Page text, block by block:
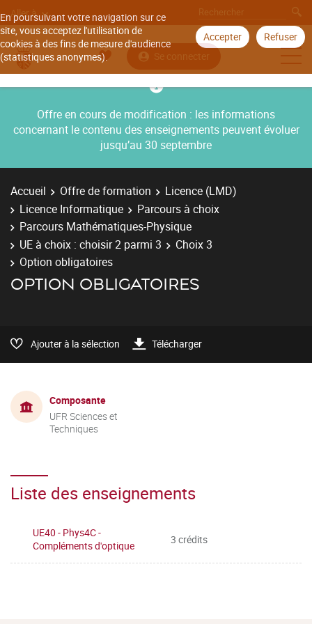
En poursuivant votre navigation sur ce
site, vous acceptez l'utilisation de
cookies à des fins de mesure d'audience
(statistiques anonymes).
Accepter Refuser
Aller à
Se connecter
Offre en cours de modification : les informations
concernant le contenu des enseignements peuvent évoluer
jusqu’au 30 septembre
Accueil Offre de formation
Licence (LMD)
Licence Informatique
Parcours à choix
Parcours Mathématiques-Physique
UE à choix : choisir 2 parmi 3
Choix 3
Option obligatoires
OPTION OBLIGATOIRES
Ajouter à la sélection Télécharger
Composante
UFR Sciences et
Techniques
Liste des enseignements
UE40 - Phys4C -
Compléments d'optique
3 crédits